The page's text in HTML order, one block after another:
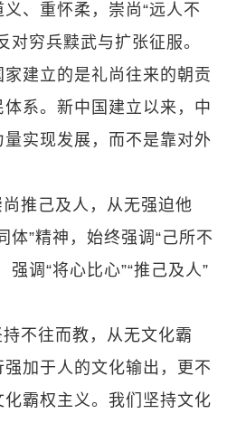
、重怀柔，崇尚“远人不
对穷兵黩武与扩张征服。
建立的是礼尚往来的朝贡
系。新中国建立以来，中
实现发展，而不是靠对外
推己及人，从无强迫他
体”精神，始终强调“己所不
强调“将心比心”“推己及人”
不往而教，从无文化霸
加于人的文化输出，更不
霸权主义。我们坚持文化